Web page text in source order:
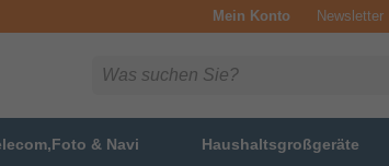
Mein Konto Newsletter
& Navi Haushaltsgroßgeräte